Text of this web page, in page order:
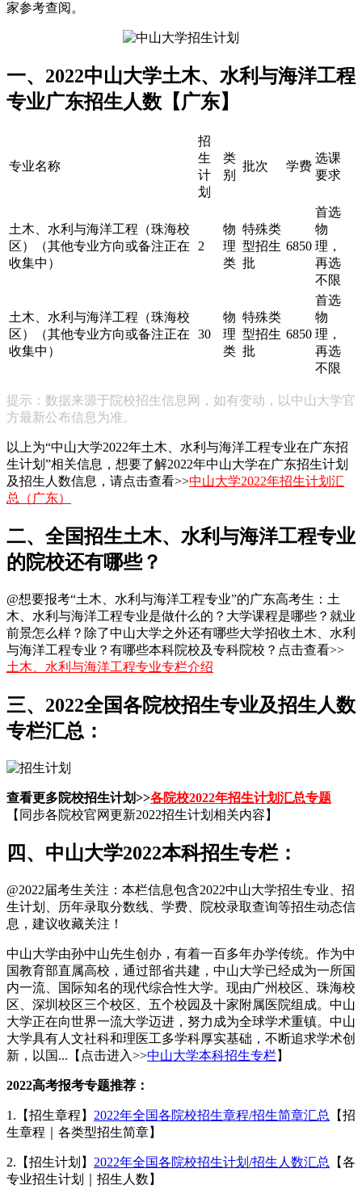
家参考查阅。
一、2022中山大学土木、水利与海洋工程
专业广东招生人数【广东】
专业名称
招
生
计
划
类
别
批次 学费
选课
要求
土木、水利与海洋工程（珠海校
区）（其他专业方向或备注正在
收集中）
2
物
理
类
特殊类
型招生
批
6850
首选
物
理，
再选
不限
土木、水利与海洋工程（珠海校
区）（其他专业方向或备注正在
收集中）
30
物
理
类
特殊类
型招生
批
6850
首选
物
理，
再选
不限
提示：数据来源于院校招生信息网，如有变动，以中山大学官
方最新公布信息为准。
以上为“中山大学2022年土木、水利与海洋工程专业在广东招
生计划”相关信息，想要了解2022年中山大学在广东招生计划
及招生人数信息，请点击查看>>中山大学2022年招生计划汇
总（广东）
二、全国招生土木、水利与海洋工程专业
的院校还有哪些？
@想要报考“土木、水利与海洋工程专业”的广东高考生：土
木、水利与海洋工程专业是做什么的？大学课程是哪些？就业
前景怎么样？除了中山大学之外还有哪些大学招收土木、水利
与海洋工程专业？有哪些本科院校及专科院校？点击查看>>
土木、水利与海洋工程专业专栏介绍
三、2022全国各院校招生专业及招生人数
专栏汇总：
查看更多院校招生计划>>各院校2022年招生计划汇总专题
【同步各院校官网更新2022招生计划相关内容】
四、中山大学2022本科招生专栏：
@2022届考生关注：本栏信息包含2022中山大学招生专业、招
生计划、历年录取分数线、学费、院校录取查询等招生动态信
息，建议收藏关注！
中山大学由孙中山先生创办，有着一百多年办学传统。作为中
国教育部直属高校，通过部省共建，中山大学已经成为一所国
内一流、国际知名的现代综合性大学。现由广州校区、珠海校
区、深圳校区三个校区、五个校园及十家附属医院组成。中山
大学正在向世界一流大学迈进，努力成为全球学术重镇。中山
大学具有人文社科和理医工多学科厚实基础，不断追求学术创
新，以国...【点击进入>>中山大学本科招生专栏】
2022高考报考专题推荐：
1.【招生章程】 2022年全国各院校招生章程/招生简章汇总
【招
生章程｜各类型招生简章】
2.【招生计划】 2022年全国各院校招生计划/招生人数汇总
【各
专业招生计划｜招生人数】